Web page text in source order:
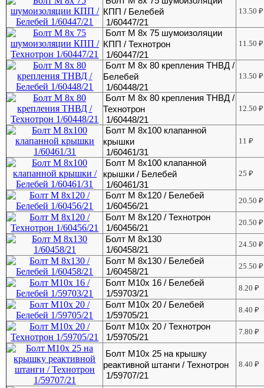
КПП / Белебей
1/60447/21
13.50₽
Болт М 8х 75 шумоизоляции
КПП / Технотрон
1/60447/21
11.50₽
Болт М 8х 80 крепления ТНВД /
Белебей
1/60448/21
13.50₽
Болт М 8х 80 крепления ТНВД /
Технотрон
1/60448/21
12.50₽
Болт М 8х100 клапанной
крышки
1/60461/31
11₽
Болт М 8х100 клапанной
крышки / Белебей
1/60461/31
25₽
Болт М 8х120 / Белебей
1/60456/21
20.50₽
Болт М 8х120 / Технотрон
1/60456/21
20.50₽
Болт М 8х130
1/60458/21
24.50₽
Болт М 8х130 / Белебей
1/60458/21
25.50₽
Болт М10х 16 / Белебей
1/59703/21
8.20₽
Болт М10х 20 / Белебей
1/59705/21
8.40₽
Болт М10х 20 / Технотрон
1/59705/21
7.80₽
Болт М10х 25 на крышку
реактивной штанги / Технотрон
1/59707/21
8.40₽